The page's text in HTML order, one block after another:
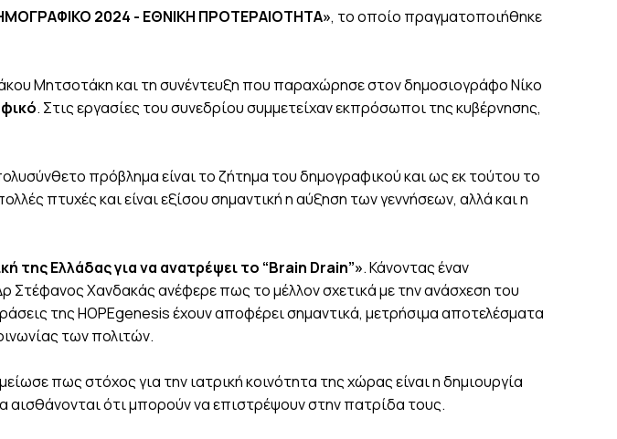
2024 - ΕΘΝΙΚΗ ΠΡΟΤΕΡΑΙΟΤΗΤΑ», το οποίο πραγματοποιήθηκε
Μητσοτάκη και τη συνέντευξη που παραχώρησε στον δημοσιογράφο Νίκο
. Στις εργασίες του συνεδρίου συμμετείχαν εκπρόσωποι της κυβέρνησης,
πρόβλημα είναι το ζήτημα του δημογραφικού και ως εκ τούτου το
πτυχές και είναι εξίσου σημαντική η αύξηση των γεννήσεων, αλλά και η
της Ελλάδας για να ανατρέψει το “Brain Drain”». Κάνοντας έναν
Στέφανος Χανδακάς ανέφερε πως το μέλλον σχετικά με την ανάσχεση του
της HOPEgenesis έχουν αποφέρει σημαντικά, μετρήσιμα αποτελέσματα
των πολιτών.
πως στόχος για την ιατρική κοινότητα της χώρας είναι η δημιουργία
αισθάνονται ότι μπορούν να επιστρέψουν στην πατρίδα τους.